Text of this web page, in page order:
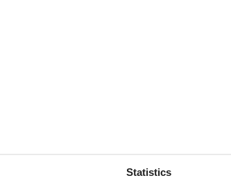
Statistics